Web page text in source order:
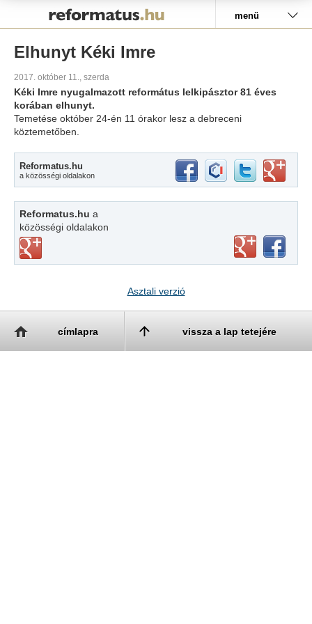
menü
Elhunyt Kéki Imre
2017. október 11., szerda
Kéki Imre nyugalmazott református lelkipásztor 81 éves
korában elhunyt.
Temetése október 24-én 11 órakor lesz a debreceni
köztemetőben.
Reformatus.hu
a közösségi oldalakon
Reformatus.hu a
közösségi oldalakon
Asztali verzió
címlapra vissza a lap tetejére